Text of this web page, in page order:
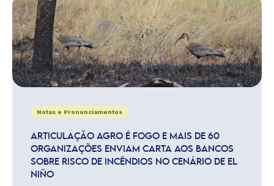
Notas e Pronunciamentos
ARTICULAÇÃO AGRO É FOGO E MAIS DE 60
ORGANIZAÇÕES ENVIAM CARTA AOS BANCOS
SOBRE RISCO DE INCÊNDIOS NO CENÁRIO DE EL
NIÑO